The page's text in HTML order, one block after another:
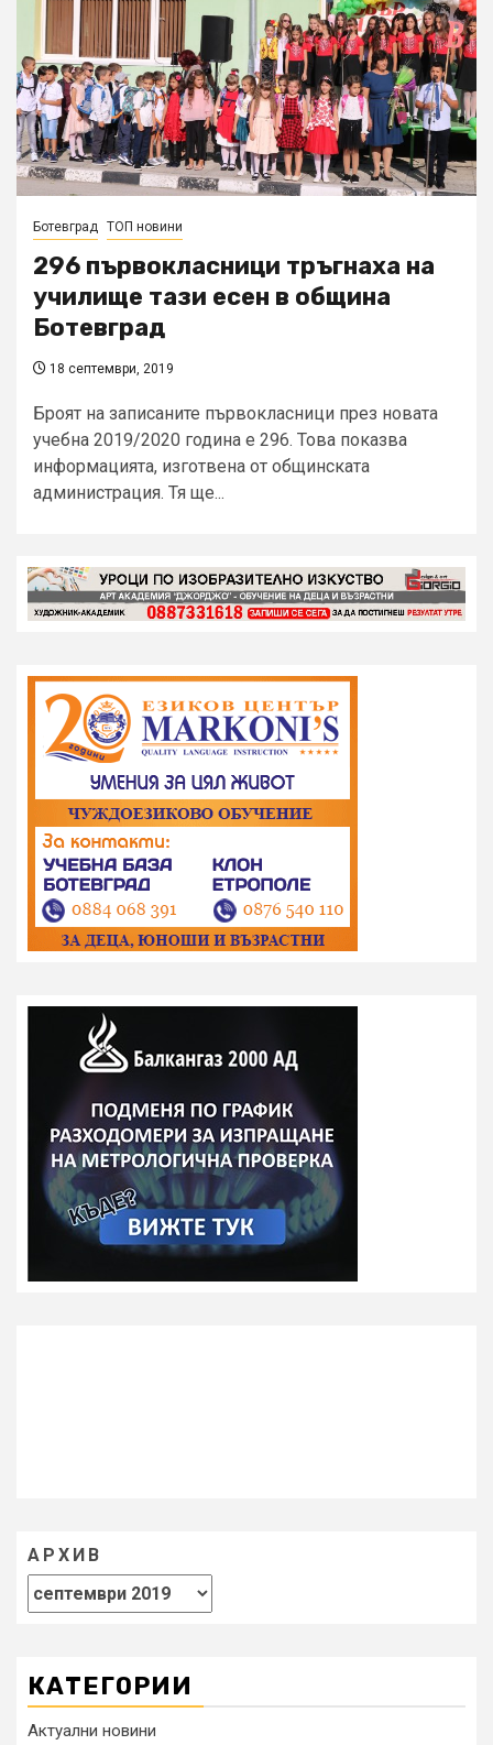
Ботевград ТОП новини
296 първокласници тръгнаха на
училище тази есен в община
Ботевград
18 септември, 2019
Броят на записаните първокласници през новата
учебна 2019/2020 година е 296. Това показва
информацията, изготвена от общинската
администрация. Тя ще...
АРХИВ
КАТЕГОРИИ
Актуални новини